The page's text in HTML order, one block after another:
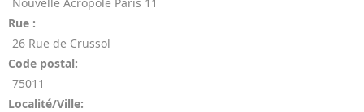
Rue :
26 Rue de Crussol
Code postal:
75011
Localité/Ville: